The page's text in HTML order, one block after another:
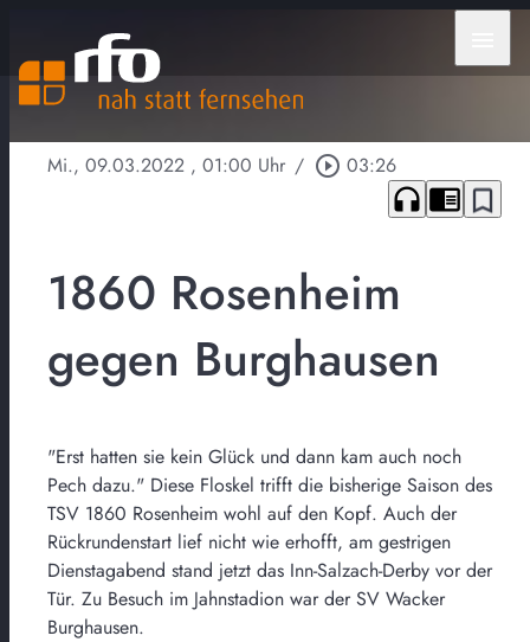
Mi., 09.03.2022 , 01:00 Uhr / play_circle_outline 03:26
headphones chrome_reader_mode bookmark_border
1860 Rosenheim
gegen Burghausen
"Erst hatten sie kein Glück und dann kam auch noch
Pech dazu." Diese Floskel trifft die bisherige Saison des
TSV 1860 Rosenheim wohl auf den Kopf. Auch der
Rückrundenstart lief nicht wie erhofft, am gestrigen
Dienstagabend stand jetzt das Inn-Salzach-Derby vor der
Tür. Zu Besuch im Jahnstadion war der SV Wacker
Burghausen.